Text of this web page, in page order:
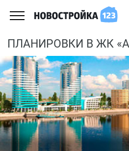
ПЛАНИРОВКИ В ЖК